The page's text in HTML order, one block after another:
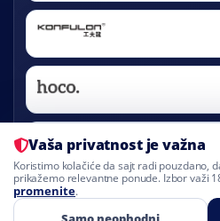
BLUE STAR
© 2026 Royal Mobil D.O.O. Sva prava zadržana.
Vaša privatnost je važna
Koristimo kolačiće da sajt radi pouzdano,
prikažemo relevantne ponude. Izbor važi
promenite.